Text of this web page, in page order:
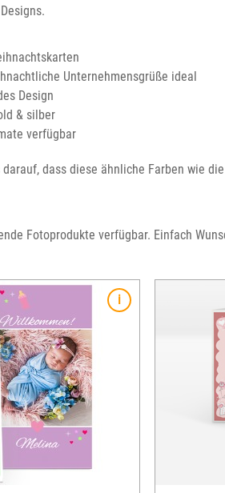
Unternehmensgrüße ideal
Design
& silber
verfügbar
dass diese ähnliche Farben wie
Fotoprodukte verfügbar. Einfach
Digital-Druck-Papier
& Vorlagen verfügbar
die Karten einen weißen